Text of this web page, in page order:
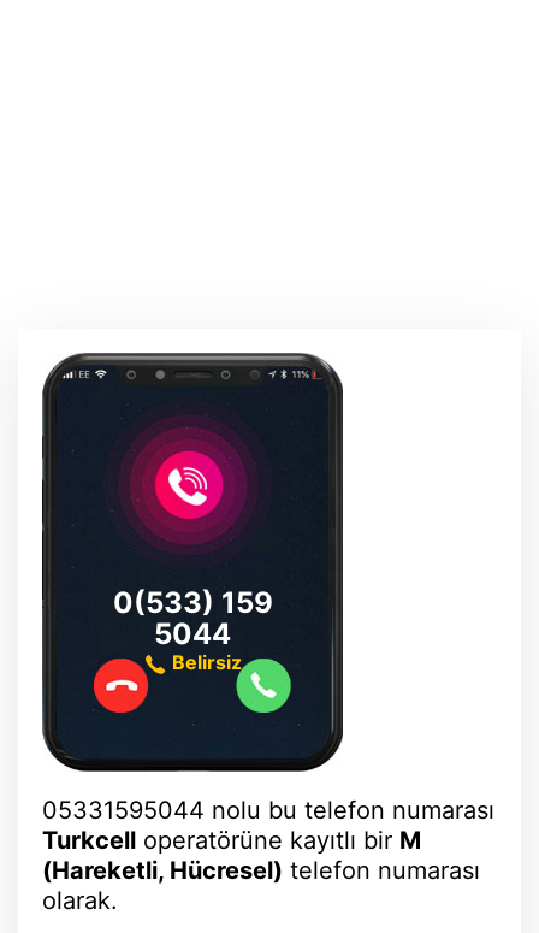
0(533) 159
5044
Belirsiz
05331595044 nolu bu telefon numarası
Turkcell operatörüne kayıtlı bir M
(Hareketli, Hücresel) telefon numarası
olarak.